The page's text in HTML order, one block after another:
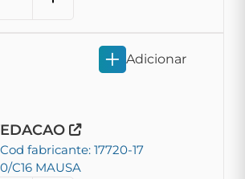
Cod fabricante: 17720-17
C16 MAUSA
Adicionar